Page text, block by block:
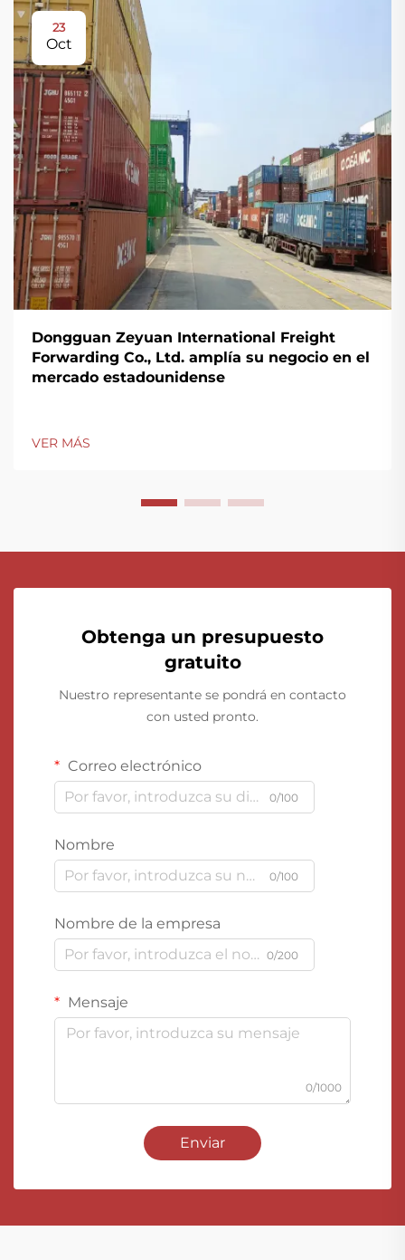
23
Oct
Dongguan Zeyuan International Freight
Forwarding Co., Ltd. amplía su negocio en el
mercado estadounidense
VER MÁS
Obtenga un presupuesto
gratuito
Nuestro representante se pondrá en contacto
con usted pronto.
Correo electrónico
0/100
Nombre
0/100
Nombre de la empresa
0/200
Mensaje
0/1000
Enviar